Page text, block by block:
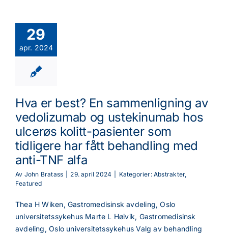
29
apr. 2024
Hva er best? En sammenligning av
vedolizumab og ustekinumab hos
ulcerøs kolitt-pasienter som
tidligere har fått behandling med
anti-TNF alfa
Av John Bratass 29. april 2024 Kategorier:Abstrakter,
Featured
Thea H Wiken, Gastromedisinsk avdeling, Oslo
universitetssykehus Marte L Høivik, Gastromedisinsk
avdeling, Oslo universitetssykehus Valg av behandling